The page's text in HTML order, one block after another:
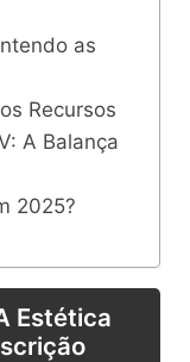
as
Recursos
A Balança
2025?
Estética